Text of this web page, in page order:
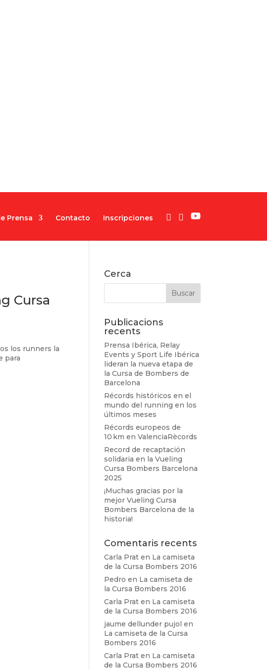
Prensa Contacto Inscripciones
Cursa
los runners la
para
Cerca
Publicacions
recents
Prensa Ibérica, Relay
Events y Sport Life Ibérica
lideran la nueva etapa de
la Cursa de Bombers de
Barcelona
Récords históricos en el
mundo del running en los
últimos meses
Récords europeos de
10 km en ValenciaRècords
Record de recaptación
solidaria en la Vueling
Cursa Bombers Barcelona
2025
¡Muchas gracias por la
mejor Vueling Cursa
Bombers Barcelona de la
historia!
Comentaris recents
Carla Prat en La camiseta
de la Cursa Bombers 2016
Pedro en La camiseta de
la Cursa Bombers 2016
Carla Prat en La camiseta
de la Cursa Bombers 2016
jaume dellunder pujol en
La camiseta de la Cursa
Bombers 2016
Carla Prat en La camiseta
de la Cursa Bombers 2016